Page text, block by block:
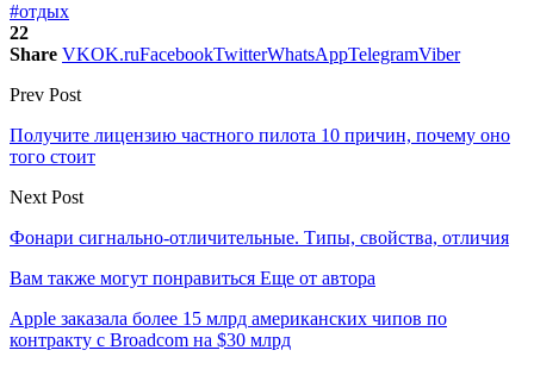
#отдых
22
Share VKOK.ruFacebookTwitterWhatsAppTelegramViber
Prev Post
Получите лицензию частного пилота 10 причин, почему оно
того стоит
Next Post
Фонари сигнально-отличительные. Типы, свойства, отличия
Вам также могут понравиться Еще от автора
Apple заказала более 15 млрд американских чипов по
контракту с Broadcom на $30 млрд